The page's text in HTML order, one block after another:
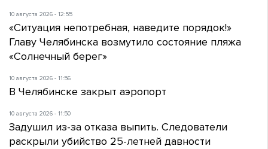
10 августа 2026 - 12:55
«Ситуация непотребная, наведите порядок!»
Главу Челябинска возмутило состояние пляжа
«Солнечный берег»
10 августа 2026 - 11:56
В Челябинске закрыт аэропорт
10 августа 2026 - 11:50
Задушил из-за отказа выпить. Следователи
раскрыли убийство 25-летней давности